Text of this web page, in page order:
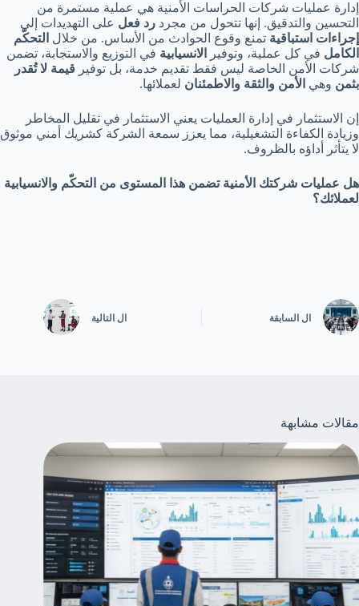
إدارة عمليات شركات الحراسات الأمنية هي عملية مستمرة من
التحسين والتدقيق. إنها تتحول من مجرد رد فعل على التهديدات إلى
إجراءات استباقية تمنع وقوع الحوادث من الأساس. من خلال التحكّم
الكامل في كل عملية، وتوفير الانسيابية في التوزيع والاستجابة، تضمن
شركات الأمن الخاصة ليس فقط تقديم خدمة، بل توفير قيمة لا تُقدر
بثمن وهي الأمن والثقة والاطمئنان لعملائها.
إن الاستثمار في إدارة العمليات يعني الاستثمار في تقليل المخاطر
وزيادة الكفاءة التشغيلية، مما يعزز سمعة الشركة كشريك أمني موثوق
لا يتأثر أداؤه بالظروف.
هل عمليات شركتك الأمنية تضمن هذا المستوى من التحكّم والانسيابية
لعملائك؟
ال السابقة ال التالية
مقالات مشابهة